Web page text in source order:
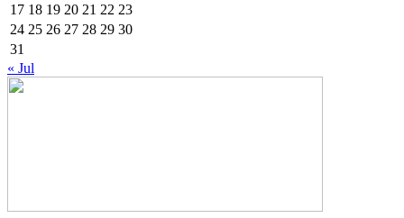
17 18 19 20 21 22 23
24 25 26 27 28 29 30
31
« Jul